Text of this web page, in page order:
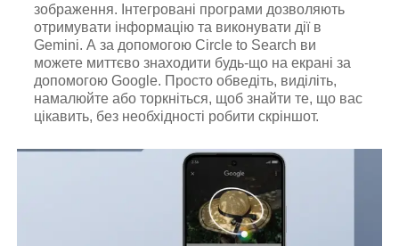
зображення. Інтегровані програми дозволяють
отримувати інформацію та виконувати дії в
Gemini. А за допомогою Circle to Search ви
можете миттєво знаходити будь-що на екрані за
допомогою Google. Просто обведіть, виділіть,
намалюйте або торкніться, щоб знайти те, що вас
цікавить, без необхідності робити скріншот.